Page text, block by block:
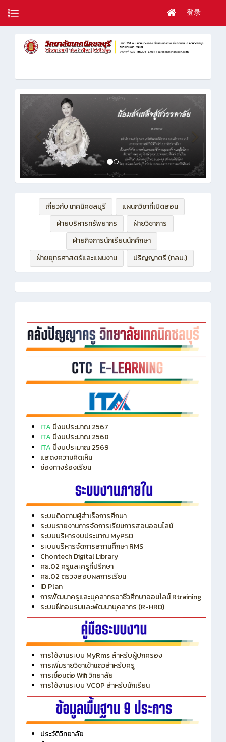
登录
เกี่ยวกับ เทคนิคชลบุรี
แผนกวิชาที่เปิดสอน
ฝ่ายบริหารทรัพยากร
ฝ่ายวิชาการ
ฝ่ายกิจการนักเรียนนักศึกษา
ฝ่ายยุทธศาสตร์และแผนงาน
ปริญญาตรี (ทลบ.)
ITA ปีงบประมาณ 2567
ITA ปีงบประมาณ 2568
ITAปีงบประมาณ 2569
แสดงความคิดเห็น
ช่องทางร้องเรียน
ระบบติดตามผู้สำเร็จการศึกษา
ระบบรายงานการจัดการเรียนการสอนออนไลน์
ระบบบริหารงบประมาณ MyPSD
ระบบบริหารจัดการสถานศึกษา RMS
Chontech Digital Library
ศธ.02 ครูและครูที่ปรึกษา
ศธ.02 ตรวจสอบผลการเรียน
ID Plan
การพัฒนาครูและบุคลากรอาชีวศึกษาออนไลน์ Rtraining
ระบบฝึกอบรมและพัฒนาบุคลากร (R-HRD)
การใช้งานระบบ MyRms สำหรับผู้ปกครอง
การเพิ่มรายวิชาเข้าแถวสำหรับครู
การเชื่อมต่อ Wifi วิทยาลัย
การใช้งานระบบ VCOP สำหรับนักเรียน